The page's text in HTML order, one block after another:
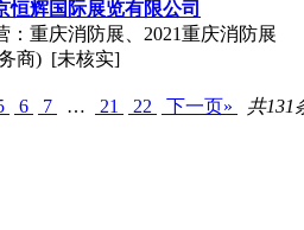
恒辉国际展览有限公司
：重庆消防展、2021重庆消防展
商) [未核实]
6 7 … 21 22 下一页» 共131